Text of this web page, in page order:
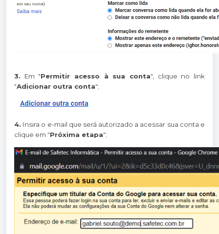
3. Em "Permitir acesso à sua conta", clique no link
"Adicionar outra conta";
4. Insira o e-mail que será autorizado a acessar sua conta e
clique em "Próxima etapa";